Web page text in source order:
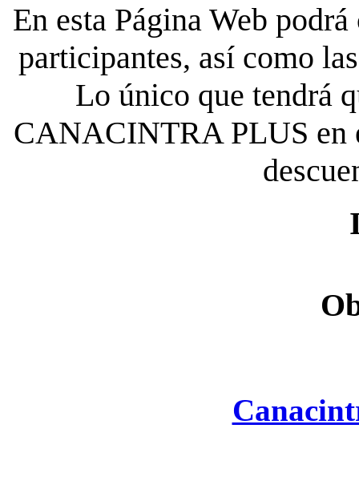
En esta Página Web
participantes, así como
Lo único que tendrá
CANACINTRA PLUS en